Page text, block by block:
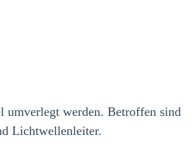
umverlegt werden. Betroffen sind
Lichtwellenleiter.